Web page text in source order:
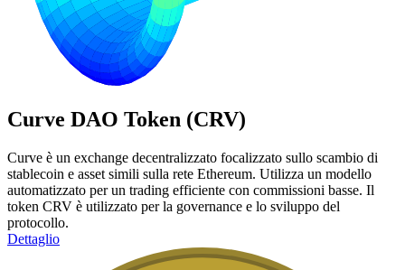
Curve DAO Token (CRV)
Curve è un exchange decentralizzato focalizzato sullo scambio di
stablecoin e asset simili sulla rete Ethereum. Utilizza un modello
automatizzato per un trading efficiente con commissioni basse. Il
token CRV è utilizzato per la governance e lo sviluppo del
protocollo.
Dettaglio